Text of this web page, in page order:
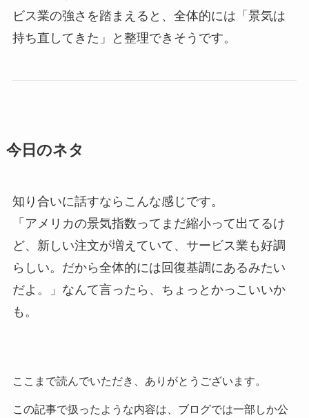
ビス業の強さを踏まえると、全体的には「景気は
持ち直してきた」と整理できそうです。
今日のネタ
知り合いに話すならこんな感じです。
「アメリカの景気指数ってまだ縮小って出てるけ
ど、新しい注文が増えていて、サービス業も好調
らしい。だから全体的には回復基調にあるみたい
だよ。」なんて言ったら、ちょっとかっこいいか
も。
ここまで読んでいただき、ありがとうございます。
この記事で扱ったような内容は、ブログでは一部しか公